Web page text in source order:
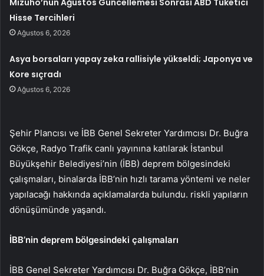
Hisse Tercihleri
Ağustos 6, 2026
Asya borsaları yapay zeka rallisiyle yükseldi; Japonya ve
Kore sıçradı
Ağustos 6, 2026
Şehir Plancısı ve İBB Genel Sekreter Yardımcısı Dr. Buğra
Gökçe, Radyo Trafik canlı yayınına katılarak İstanbul
Büyükşehir Belediyesi’nin (İBB) deprem bölgesindeki
çalışmaları, binalarda İBB’nin hızlı tarama yöntemi ve neler
yapılacağı hakkında açıklamalarda bulundu. riskli yapıların
dönüşümünde yaşandı.
İBB’nin deprem bölgesindeki çalışmaları
İBB Genel Sekreter Yardımcısı Dr. Buğra Gökçe, İBB’nin